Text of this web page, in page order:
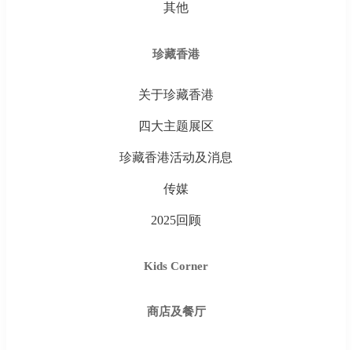
其他
珍藏香港
关于珍藏香港
四大主题展区
珍藏香港活动及消息
传媒
2025回顾
Kids Corner
商店及餐厅